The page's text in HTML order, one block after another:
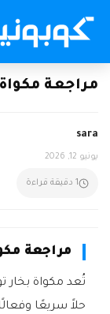
مراجعة
sara
يونيو 12, 2026
1 دقيقة قراءة
مراجعة
تُعد مكواة بخار
حلاً سريعًا